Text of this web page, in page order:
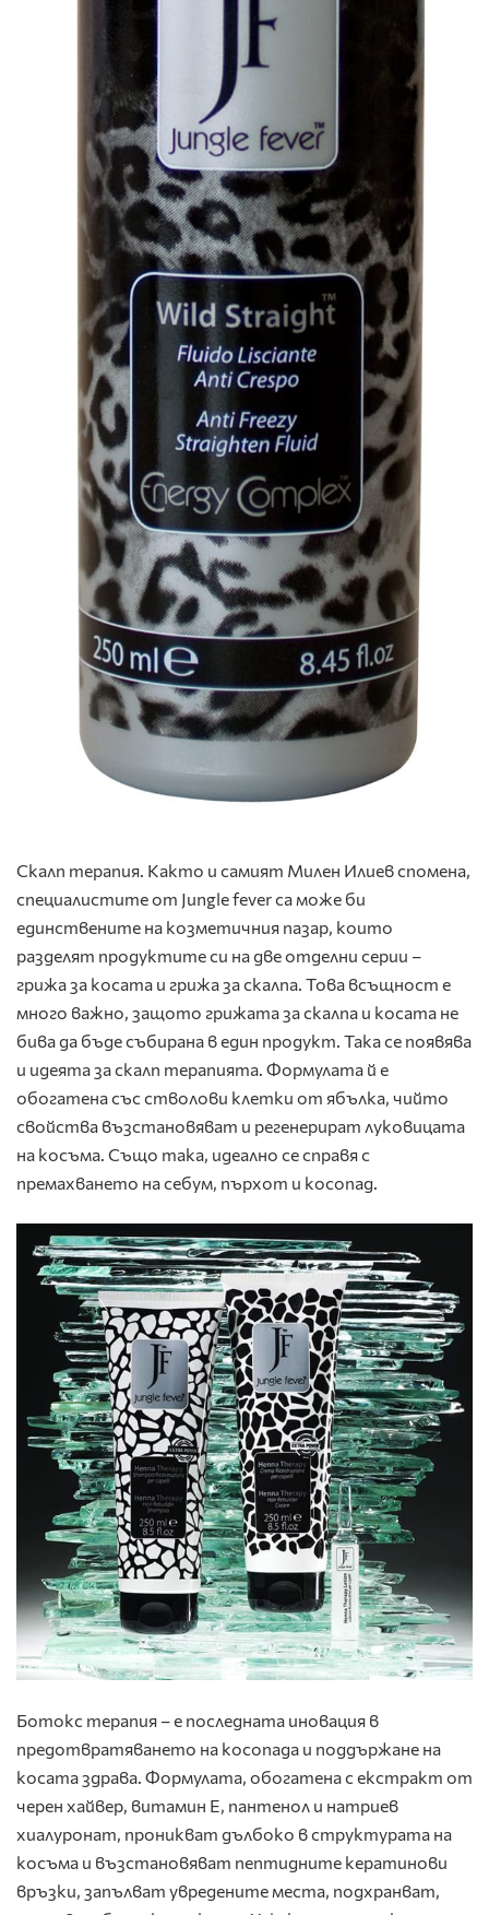
Скалп терапия. Както и самият Милен Илиев спомена,
специалистите от Jungle fever са може би
единствените на козметичния пазар, които
разделят продуктите си на две отделни серии –
грижа за косата и грижа за скалпа. Това всъщност е
много важно, защото грижата за скалпа и косата не
бива да бъде събирана в един продукт. Така се появява
и идеята за скалп терапията. Формулата й е
обогатена със стволови клетки от ябълка, чийто
свойства възстановяват и регенерират луковицата
на косъма. Също така, идеално се справя с
премахването на себум, пърхот и косопад.
Ботокс терапия – е последната иновация в
предотвратяването на косопада и поддържане на
косата здрава. Формулата, обогатена с екстракт от
черен хайвер, витамин Е, пантенол и натриев
хиалуронат, проникват дълбоко в структурата на
косъма и възстановяват пептидните кератинови
връзки, запълват увредените места, подхранват,